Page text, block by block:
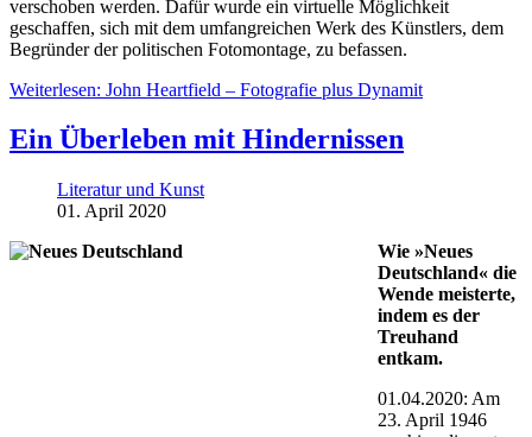
verschoben werden. Dafür wurde ein virtuelle Möglichkeit
geschaffen, sich mit dem umfangreichen Werk des Künstlers, dem
Begründer der politischen Fotomontage, zu befassen.
Weiterlesen: John Heartfield – Fotografie plus Dynamit
Ein Überleben mit Hindernissen
Literatur und Kunst
01. April 2020
Wie »Neues
Deutschland« die
Wende meisterte,
indem es der
Treuhand
entkam.
01.04.2020: Am
23. April 1946